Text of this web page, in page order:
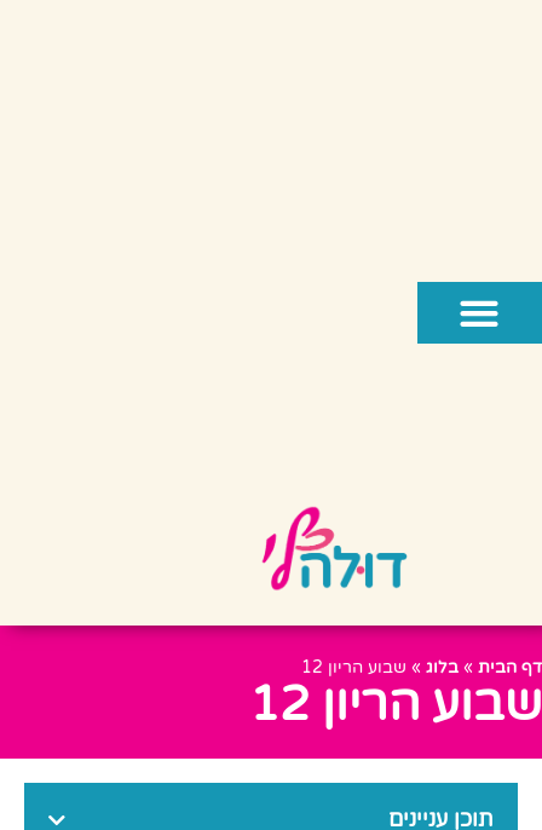
דף הבית » בלוג » שבוע הריון 12
שבוע הריון 12
תוכן עניינים